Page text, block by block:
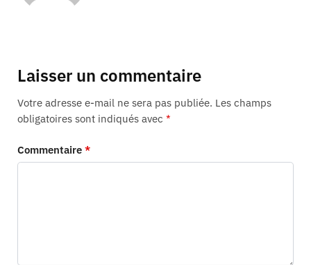
Laisser un commentaire
Votre adresse e-mail ne sera pas publiée. Les champs
obligatoires sont indiqués avec *
Commentaire *